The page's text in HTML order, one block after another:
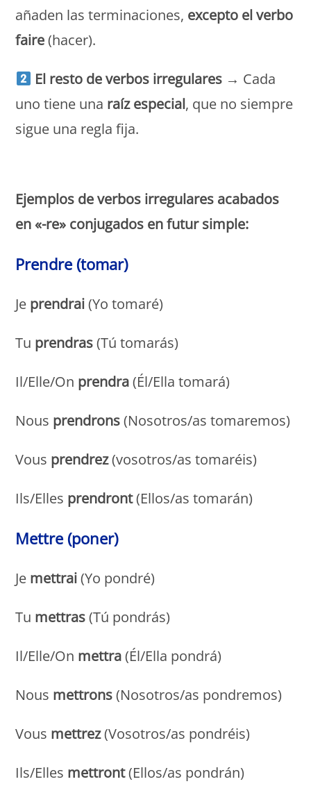
añaden las terminaciones, excepto el verbo
faire(hacer).
El resto de verbos irregulares → Cada
uno tiene una raíz especial, que no siempre
sigue una regla fija.
Ejemplos de verbos irregulares acabados
en «-re» conjugados en futur simple:
Prendre (tomar)
Je prendrai(Yo tomaré)
Tu prendras(Tú tomarás)
Il/Elle/On prendra(Él/Ella tomará)
Nous prendrons(Nosotros/as tomaremos)
Vous prendrez(vosotros/as tomaréis)
Ils/Elles prendront(Ellos/as tomarán)
Mettre (poner)
Je mettrai(Yo pondré)
Tu mettras(Tú pondrás)
Il/Elle/On mettra(Él/Ella pondrá)
Nous mettrons(Nosotros/as pondremos)
Vous mettrez(Vosotros/as pondréis)
Ils/Elles mettront(Ellos/as pondrán)